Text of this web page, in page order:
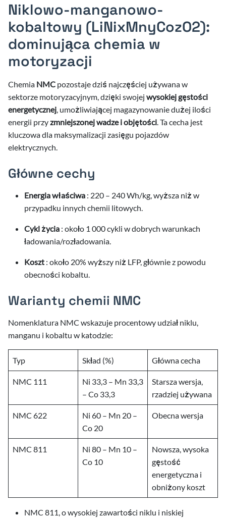
Niklowo-manganowo-
kobaltowy (LiNixMnyCozO2):
dominująca chemia w
motoryzacji
Chemia NMC pozostaje dziś najczęściej używana w
sektorze motoryzacyjnym, dzięki swojej wysokiej gęstości
energetycznej, umożliwiającej magazynowanie dużej ilości
energii przyzmniejszonej wadze i objętości. Ta cecha jest
kluczowa dla maksymalizacji zasięgu pojazdów
elektrycznych.
Główne cechy
Energia właściwa : 220 – 240 Wh/kg, wyższa niż w
przypadku innych chemii litowych.
Cykl życia : około 1 000 cykli w dobrych warunkach
ładowania/rozładowania.
Koszt : około 20% wyższy niż LFP, głównie z powodu
obecności kobaltu.
Warianty chemii NMC
Nomenklatura NMC wskazuje procentowy udział niklu,
manganu i kobaltu w katodzie:
Typ Skład (%) Główna cecha
NMC 111
Ni 33,3 – Mn 33,3
– Co 33,3
Starsza wersja,
rzadziej używana
NMC 622
Ni 60 – Mn 20 –
Co 20
Obecna wersja
NMC 811
Ni 80 – Mn 10 –
Co 10
Nowsza, wysoka
gęstość
energetyczna i
obniżony koszt
NMC 811, o wysokiej zawartości niklu i niskiej